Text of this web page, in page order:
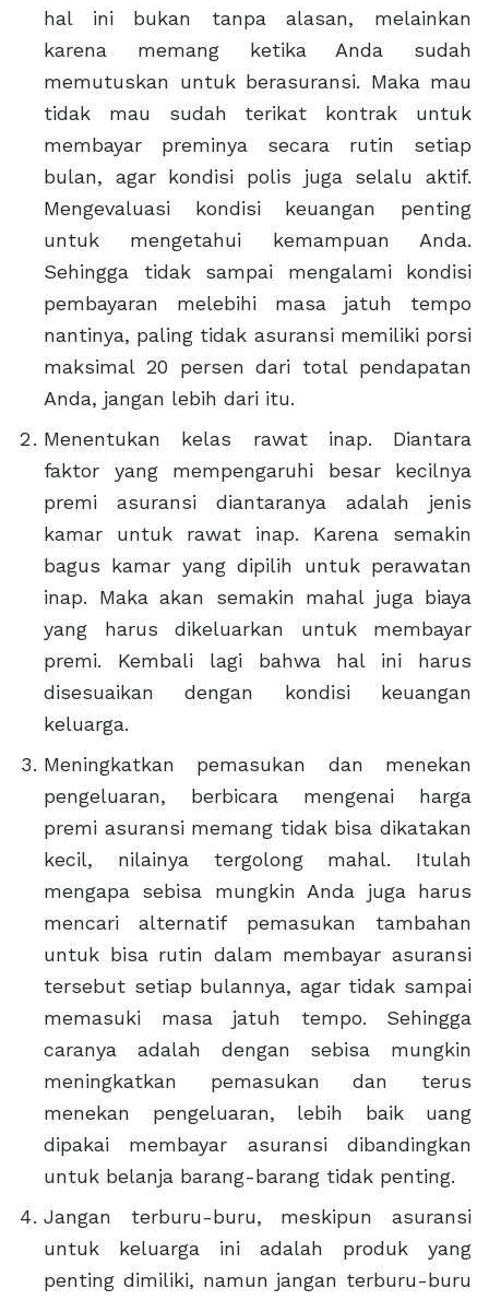
hal ini bukan tanpa alasan, melainkan
karena memang ketika Anda sudah
memutuskan untuk berasuransi. Maka mau
tidak mau sudah terikat kontrak untuk
membayar preminya secara rutin setiap
bulan, agar kondisi polis juga selalu aktif.
Mengevaluasi kondisi keuangan penting
untuk mengetahui kemampuan Anda.
Sehingga tidak sampai mengalami kondisi
pembayaran melebihi masa jatuh tempo
nantinya, paling tidak asuransi memiliki porsi
maksimal 20 persen dari total pendapatan
Anda, jangan lebih dari itu.
Menentukan kelas rawat inap. Diantara
faktor yang mempengaruhi besar kecilnya
premi asuransi diantaranya adalah jenis
kamar untuk rawat inap. Karena semakin
bagus kamar yang dipilih untuk perawatan
inap. Maka akan semakin mahal juga biaya
yang harus dikeluarkan untuk membayar
premi. Kembali lagi bahwa hal ini harus
disesuaikan dengan kondisi keuangan
keluarga.
Meningkatkan pemasukan dan menekan
pengeluaran, berbicara mengenai harga
premi asuransi memang tidak bisa dikatakan
kecil, nilainya tergolong mahal. Itulah
mengapa sebisa mungkin Anda juga harus
mencari alternatif pemasukan tambahan
untuk bisa rutin dalam membayar asuransi
tersebut setiap bulannya, agar tidak sampai
memasuki masa jatuh tempo. Sehingga
caranya adalah dengan sebisa mungkin
meningkatkan pemasukan dan terus
menekan pengeluaran, lebih baik uang
dipakai membayar asuransi dibandingkan
untuk belanja barang-barang tidak penting.
Jangan terburu-buru, meskipun asuransi
untuk keluarga ini adalah produk yang
penting dimiliki, namun jangan terburu-buru